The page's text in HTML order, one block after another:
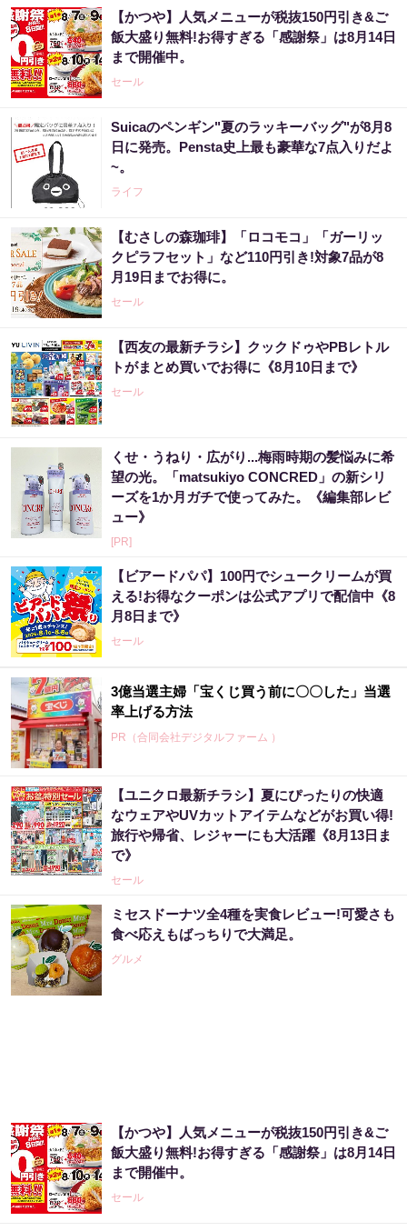
【かつや】人気メニューが税抜150円引き&ご
飯大盛り無料!お得すぎる「感謝祭」は8月14日
まで開催中。
セール
Suicaのペンギン"夏のラッキーバッグ"が8月8
日に発売。Pensta史上最も豪華な7点入りだよ
~。
ライフ
【むさしの森珈琲】「ロコモコ」「ガーリッ
クピラフセット」など110円引き!対象7品が8
月19日までお得に。
セール
【西友の最新チラシ】クックドゥやPBレトル
トがまとめ買いでお得に《8月10日まで》
セール
くせ・うねり・広がり...梅雨時期の髪悩みに希
望の光。「matsukiyo CONCRED」の新シリ
ーズを1か月ガチで使ってみた。《編集部レビ
ュー》
[PR]
【ビアードパパ】100円でシュークリームが買
える!お得なクーポンは公式アプリで配信中《8
月8日まで》
セール
3億当選主婦「宝くじ買う前に〇〇した」当選
率上げる方法
PR（合同会社デジタルファーム ）
「2027年の宝くじ当選者は〇〇です」占い師
が暴露
PR（合同会社デジタルファーム ）
【宝くじの裏技】当たる側に回るか、このま
まか
PR（合同会社デジタルファーム ）
宝くじ当たる人は“たまたま”じゃない?!
PR（合同会社デジタルファーム ）
【ユニクロ最新チラシ】夏にぴったりの快適
なウェアやUVカットアイテムなどがお買い得!
旅行や帰省、レジャーにも大活躍《8月13日ま
で》
セール
ミセスドーナツ全4種を実食レビュー!可愛さも
食べ応えもばっちりで大満足。
グルメ
【かつや】人気メニューが税抜150円引き&ご
飯大盛り無料!お得すぎる「感謝祭」は8月14日
まで開催中。
セール